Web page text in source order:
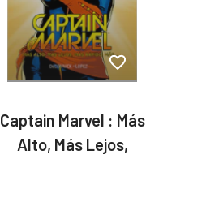
Captain Marvel : Más
Alto, Más Lejos,